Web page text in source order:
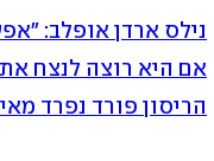
נילס ארדן אופלב:
אם היא רוצה לנצח
הריסון פורד נפרד